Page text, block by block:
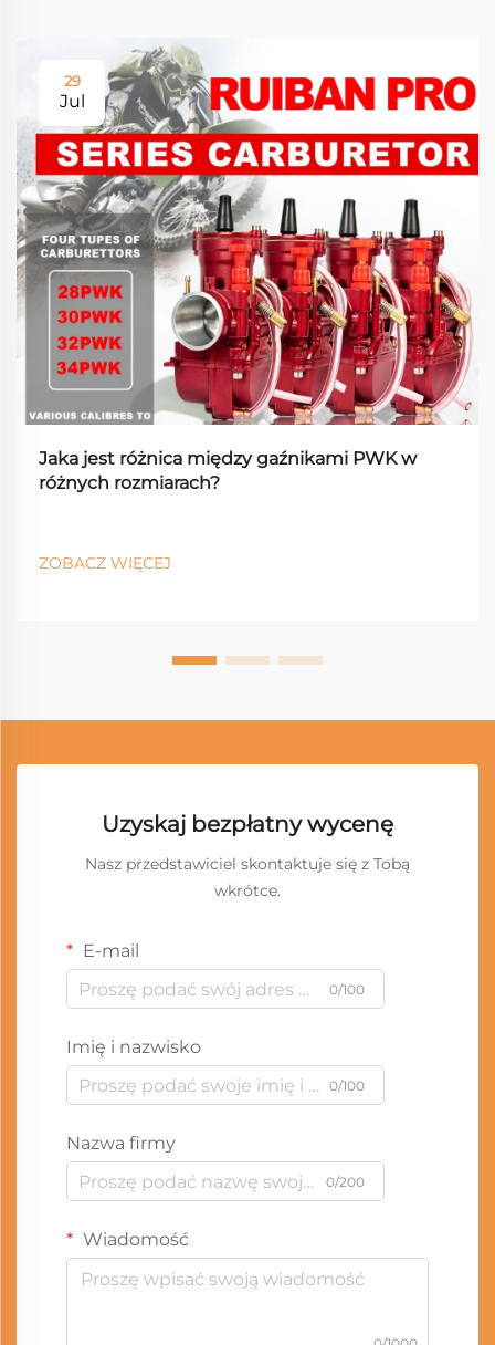
29
Jul
Jaka jest różnica między gaźnikami PWK w
różnych rozmiarach?
ZOBACZ WIĘCEJ
Uzyskaj bezpłatny wycenę
Nasz przedstawiciel skontaktuje się z Tobą
wkrótce.
E-mail
0/100
Imię i nazwisko
0/100
Nazwa firmy
0/200
Wiadomość